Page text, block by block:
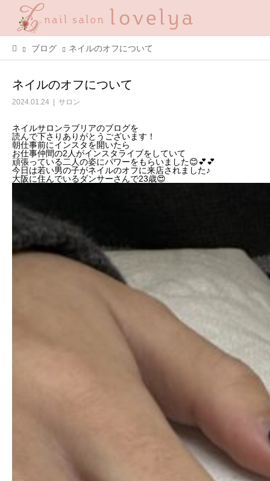
ブログ ネイルのオフについて
ネイルのオフについて
2024.01.24 サロン
ネイルサロンラブリアのブログを
読んで下さりありがとうございます！
朝仕事前にインスタを開いたら
お仕事仲間の2人がインスタライブをしていて
頑張っている二人の姿にパワーをもらいました😊💕💕
今日は若い男の子がネイルのオフに来店されました♪
大阪に住んでいるダンサーさんで23歳😍